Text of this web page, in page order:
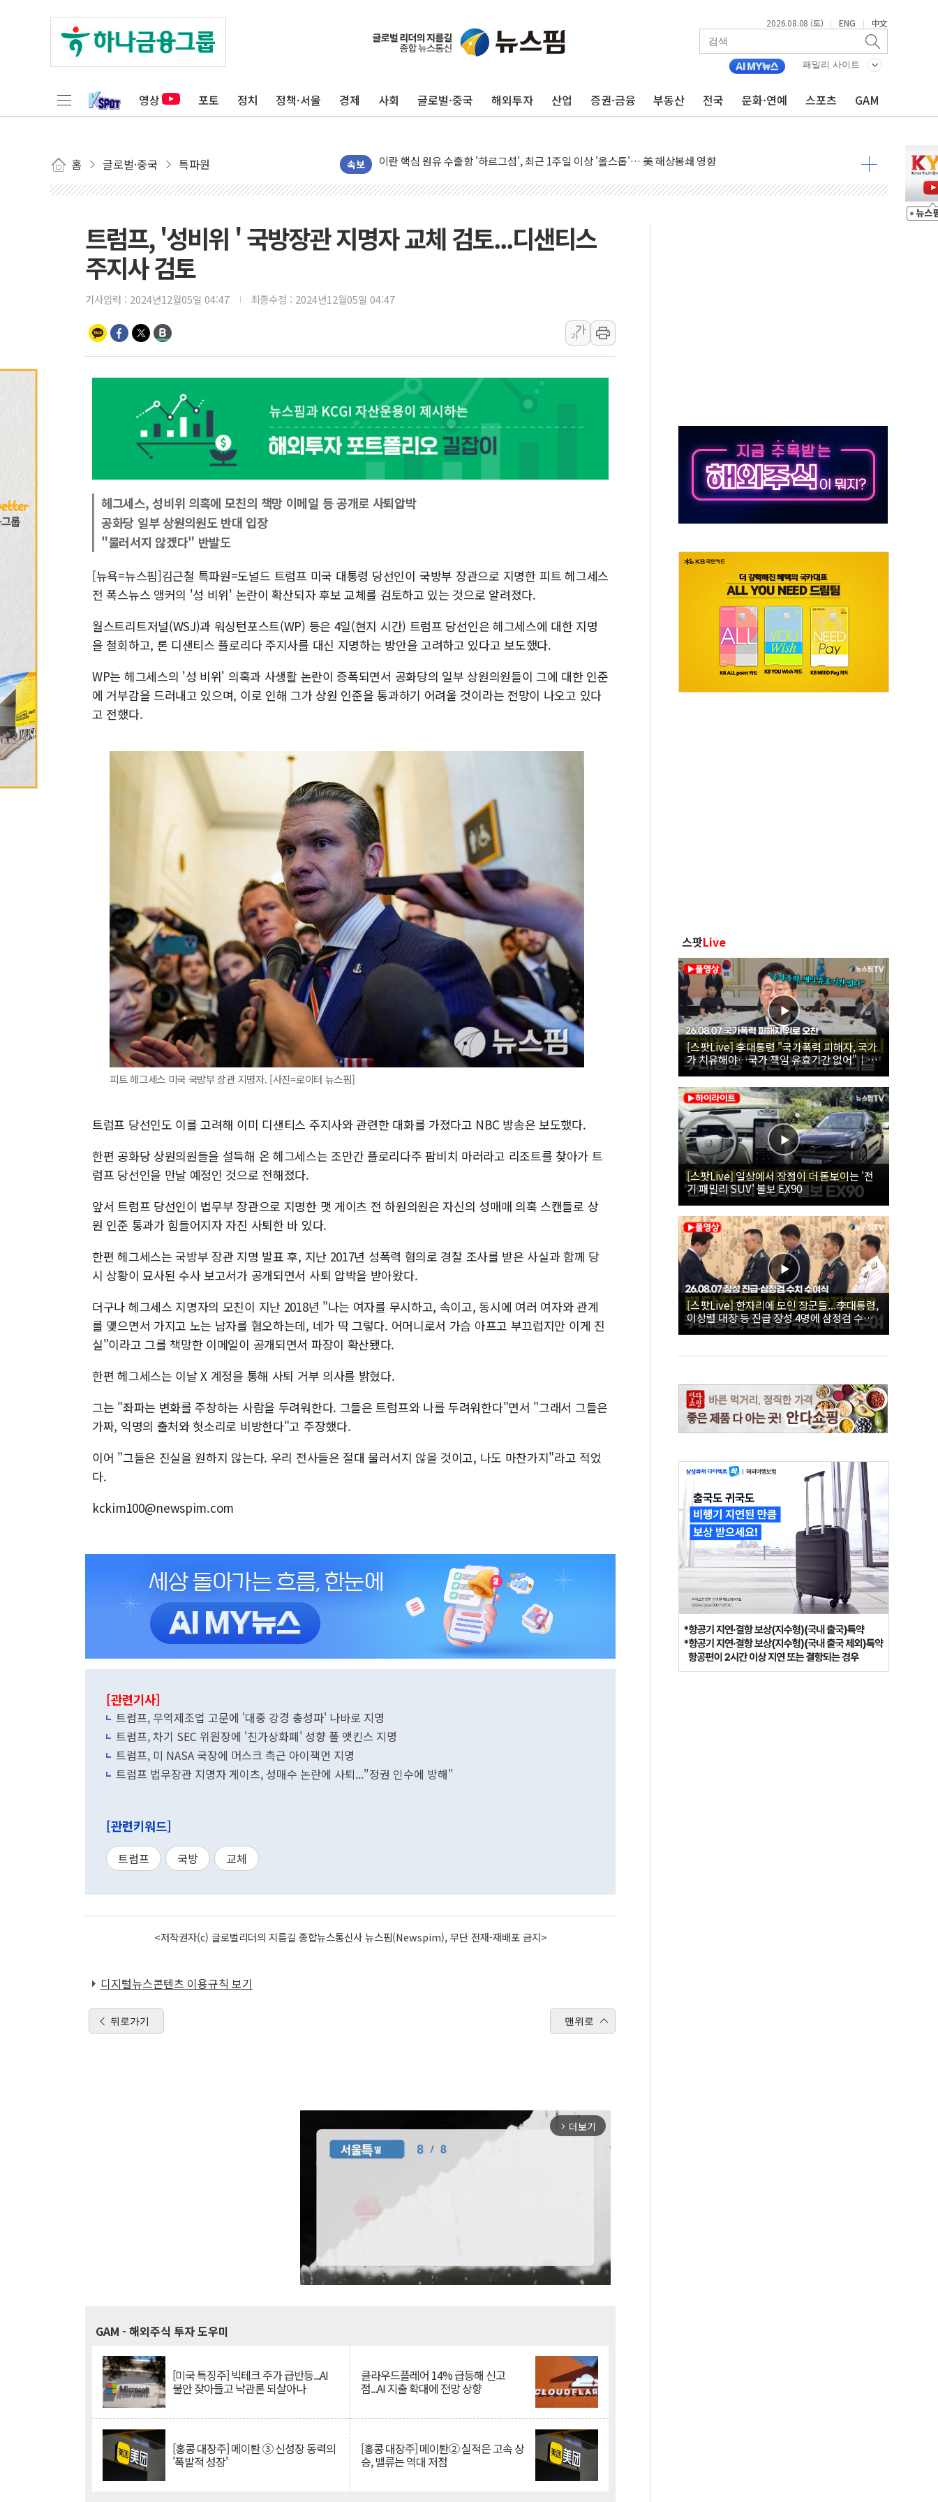
2026.08.08 (토) | ENG | 中文
패밀리 사이트
영상 포토 정치 정책·서울 경제 사회 글로벌·중국 해외투자 산업 증권·금융 부동산 전국 문화·연예 스포츠 GAM
홈 글로벌·중국 특파원 속보
유럽증시, 美 고용 예상 밖 부진에 연준 금리 인상 가능성 낮아지며 상승… STOXX 600 지수는 나흘 연속 최고치
미 연준 매파 기세 꺾이나…고용 감소에 9월 동결 전망 우세
트럼프, 백신·자폐증 행정명령 검토…"이르면 다음 주"
美 항소법원, 백악관 무도회장 공사 중단 명령…트럼프 제동
美 고용 쇼크에 엔화 장중 급등…시장은 "또 개입했나" 촉각
[AI MY 뉴스] 뉴욕 반도체주 프리뷰...美 고용 쇼크에 반도체주 '활짝'
[종합] 美 7월 고용 2만3000명 감소 '쇼크'…9월 금리 인상 기대 후퇴
[사진] 이슬람 수니파 3개국, 공동방위협정 체결
특정 정치인 측근 포항시 정책특보 내정설...포항시 '시끌'
李 "해남 태양광, 대한민국 다음 100년 밑거름…수도권 집중 완화 전환점"
트럼프, 中 겨냥 폴리실리콘 관세 15% 부과…美 태양광주 급등
[사진] 빈살만과 에르도안의 만남
이란와이어 "이란 최고지도자 위독…곧 사망해도 놀랍지 않아"
트럼프, '성비위 ' 국방장관 지명자 교체 검토...디샌티스
주지사 검토
기사입력 : 2024년12월05일 04:47 최종수정 : 2024년12월05일 04:47
가
가
헤그세스, 성비위 의혹에 모친의 책망 이메일 등 공개로 사퇴압박
공화당 일부 상원의원도 반대 입장
"물러서지 않겠다" 반발도
[뉴욕=뉴스핌]김근철 특파원=도널드 트럼프 미국 대통령 당선인이 국방부 장관으로 지명한 피트 헤그세스
전 폭스뉴스 앵커의 '성 비위' 논란이 확산되자 후보 교체를 검토하고 있는 것으로 알려졌다.
월스트리트저널(WSJ)과 워싱턴포스트(WP) 등은 4일(현지 시간) 트럼프 당선인은 헤그세스에 대한 지명
을 철회하고, 론 디샌티스 플로리다 주지사를 대신 지명하는 방안을 고려하고 있다고 보도했다.
WP는 헤그세스의 '성 비위' 의혹과 사생활 논란이 증폭되면서 공화당의 일부 상원의원들이 그에 대한 인준
에 거부감을 드러내고 있으며, 이로 인해 그가 상원 인준을 통과하기 어려울 것이라는 전망이 나오고 있다
고 전했다.
피트 헤그세스 미국 국방부 장관 지명자. [사진=로이터 뉴스핌]
트럼프 당선인도 이를 고려해 이미 디샌티스 주지사와 관련한 대화를 가졌다고 NBC 방송은 보도했다.
한편 공화당 상원의원들을 설득해 온 헤그세스는 조만간 플로리다주 팜비치 마러라고 리조트를 찾아가 트
럼프 당선인을 만날 예정인 것으로 전해졌다.
앞서 트럼프 당선인이 법무부 장관으로 지명한 맷 게이츠 전 하원의원은 자신의 성매매 의혹 스캔들로 상
원 인준 통과가 힘들어지자 자진 사퇴한 바 있다.
한편 헤그세스는 국방부 장관 지명 발표 후, 지난 2017년 성폭력 혐의로 경찰 조사를 받은 사실과 함께 당
시 상황이 묘사된 수사 보고서가 공개되면서 사퇴 압박을 받아왔다.
더구나 헤그세스 지명자의 모친이 지난 2018년 "나는 여자를 무시하고, 속이고, 동시에 여러 여자와 관계
를 맺으면서 가지고 노는 남자를 혐오하는데, 네가 딱 그렇다. 어머니로서 가슴 아프고 부끄럽지만 이게 진
실"이라고 그를 책망한 이메일이 공개되면서 파장이 확산됐다.
한편 헤그세스는 이날 X 계정을 통해 사퇴 거부 의사를 밝혔다.
그는 "좌파는 변화를 주창하는 사람을 두려워한다. 그들은 트럼프와 나를 두려워한다"면서 "그래서 그들은
가짜, 익명의 출처와 헛소리로 비방한다"고 주장했다.
이어 "그들은 진실을 원하지 않는다. 우리 전사들은 절대 물러서지 않을 것이고, 나도 마찬가지"라고 적었
다.
kckim100@newspim.com
[관련기사]
트럼프, 무역제조업 고문에 '대중 강경 충성파' 나바로 지명
트럼프, 차기 SEC 위원장에 '친가상화폐' 성향 폴 앳킨스 지명
트럼프, 미 NASA 국장에 머스크 측근 아이잭먼 지명
트럼프 법무장관 지명자 게이츠, 성매수 논란에 사퇴..."정권 인수에 방해"
[관련키워드]
트럼프 국방 교체
<저작권자(c) 글로벌리더의 지름길 종합뉴스통신사 뉴스핌(Newspim), 무단 전재-재배포 금지>
디지털뉴스콘텐츠 이용규칙 보기
뒤로가기 맨위로
arrow_forward_ios 더보기
GAM - 해외주식 투자 도우미
[미국 특징주] 빅테크 주가 급반등...AI
불안 잦아들고 낙관론 되살아나
클라우드플레어 14% 급등해 신고
점...AI 지출 확대에 전망 상향
[홍콩 대장주] 메이퇀 ③ 신성장 동력의
'폭발적 성장'
[홍콩 대장주] 메이퇀② 실적은 고속 상
승, 밸류는 역대 저점
스팟Live
[스팟Live] 李대통령 "국가폭력 피해자, 국가
가 치유해야…국가 책임 유효기간 없어"｜
26.08.07 국가폭력 피해자 위로 오찬
[스팟Live] 일상에서 장점이 더 돋보이는 '전
기 패밀리 SUV' 볼보 EX90
[스팟Live] 한자리에 모인 장군들...李대통령,
이상렬 대장 등 진급 장성 4명에 삼정검 수치
직접 수여｜26.08.07 장성 진급·삼정검 수치